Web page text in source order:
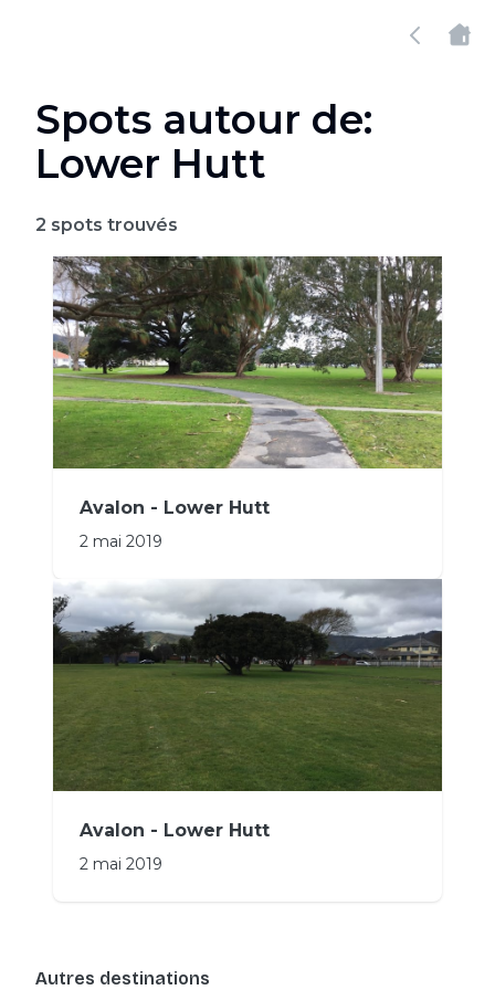
Spots autour de:
Lower Hutt
2 spots trouvés
Avalon - Lower Hutt
2 mai 2019
Avalon - Lower Hutt
2 mai 2019
Autres destinations